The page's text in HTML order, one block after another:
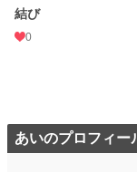
結び
0
あいのプロフィー